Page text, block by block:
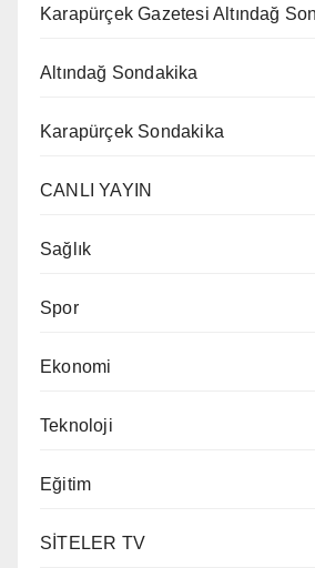
Karapürçek Gazetesi Altındağ
Altındağ Sondakika
Karapürçek Sondakika
CANLI YAYIN
Sağlık
Spor
Ekonomi
Teknoloji
Eğitim
SİTELER TV